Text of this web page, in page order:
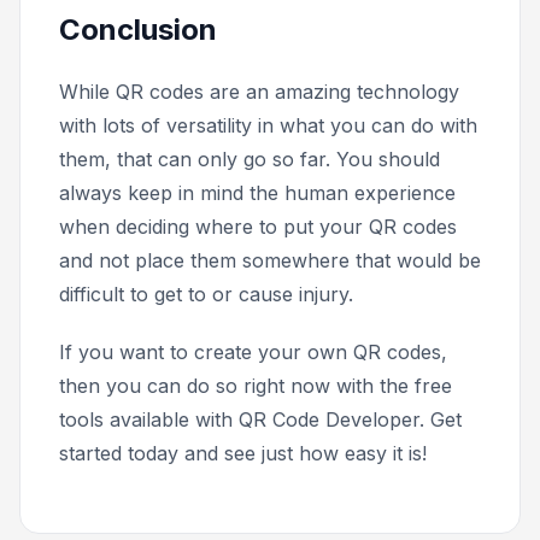
Conclusion
While QR codes are an amazing technology
with lots of versatility in what you can do with
them, that can only go so far. You should
always keep in mind the human experience
when deciding where to put your QR codes
and not place them somewhere that would be
difficult to get to or cause injury.
If you want to create your own QR codes,
then you can do so right now with the free
tools available with QR Code Developer. Get
started today and see just how easy it is!